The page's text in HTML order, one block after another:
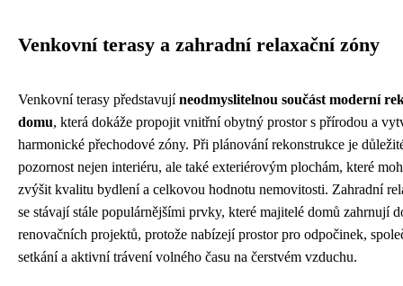
Venkovní terasy a zahradní relaxační zóny
Venkovní terasy představujíneodmyslitelnou součást moderní
domu, která dokáže propojit vnitřní obytný prostor s přírodou a
harmonické přechodové zóny. Při plánování rekonstrukce je
pozornost nejen interiéru, ale také exteriérovým plochám, které
zvýšit kvalitu bydlení a celkovou hodnotu nemovitosti. Zahradní
se stávají stále populárnějšími prvky, které majitelé domů zahrnují
renovačních projektů, protože nabízejí prostor pro odpočinek,
setkání a aktivní trávení volného času na čerstvém vzduchu.